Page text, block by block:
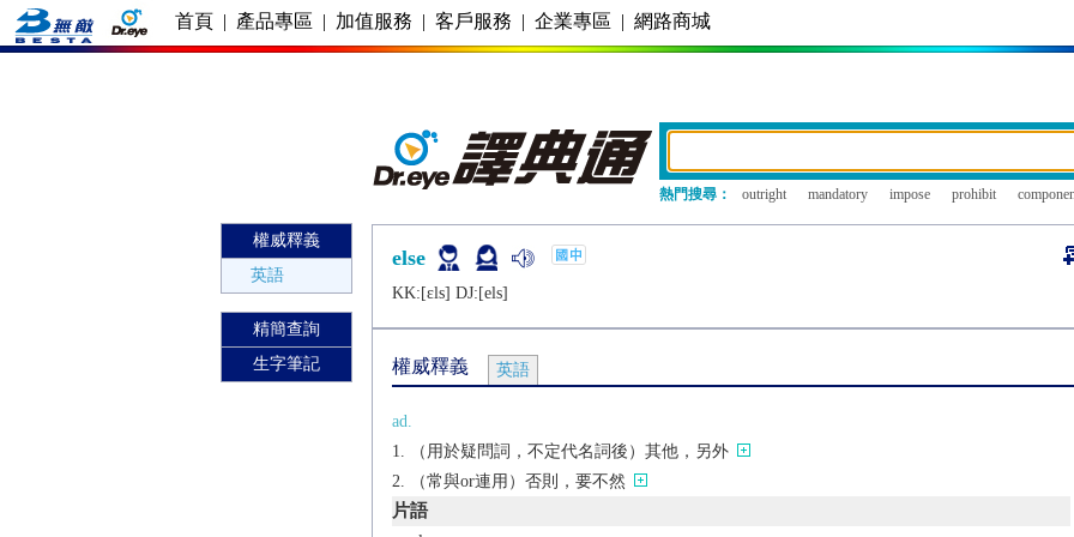
首頁 | 產品專區 | 加值服務 | 客戶服務 | 企業專區 | 網路商城
熱門搜尋： outright mandatory impose prohibit
權威釋義
英語
精簡查詢
生字筆記
else
KK:[ɛls] DJ:[еls]
權威釋義 英語
ad.
（用於疑問詞，不定代名詞後）其他，另外
（常與or連用）否則，要不然
片語